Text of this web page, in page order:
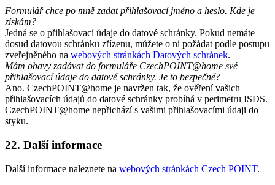
Formulář chce po mně zadat přihlašovací jméno a heslo. Kde je
získám?
Jedná se o přihlašovací údaje do datové schránky. Pokud nemáte
dosud datovou schránku zřízenu, můžete o ni požádat podle postupu
zveřejněného na webových stránkách Datových schránek.
Mám obavy zadávat do formuláře CzechPOINT@home své
přihlašovací údaje do datové schránky. Je to bezpečné?
Ano. CzechPOINT@home je navržen tak, že ověření vašich
přihlašovacích údajů do datové schránky probíhá v perimetru ISDS.
CzechPOINT@home nepřichází s vašimi přihlašovacími údaji do
styku.
22. Další informace
Další informace naleznete na webových stránkách Czech POINT.